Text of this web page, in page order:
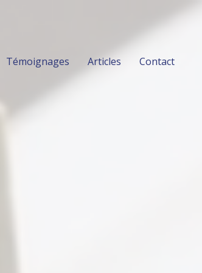
Témoignages Articles Contact